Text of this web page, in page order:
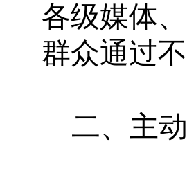
各级媒体
群众通过
二、主